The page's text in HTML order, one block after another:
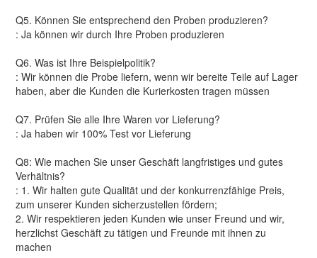
Q5. Können Sie entsprechend den Proben produzieren?
: Ja können wir durch Ihre Proben produzieren
Q6. Was ist Ihre Beispielpolitik?
: Wir können die Probe liefern, wenn wir bereite Teile auf Lager
haben, aber die Kunden die Kurierkosten tragen müssen
Q7. Prüfen Sie alle Ihre Waren vor Lieferung?
: Ja haben wir 100% Test vor Lieferung
Q8: Wie machen Sie unser Geschäft langfristiges und gutes
Verhältnis?
: 1. Wir halten gute Qualität und der konkurrenzfähige Preis,
zum unserer Kunden sicherzustellen fördern;
2. Wir respektieren jeden Kunden wie unser Freund und wir,
herzlichst Geschäft zu tätigen und Freunde mit ihnen zu
machen